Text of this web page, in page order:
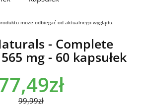
może odbiegać od aktualnego wyglądu.
- Complete
mg - 60 kapsułek
99,99zł